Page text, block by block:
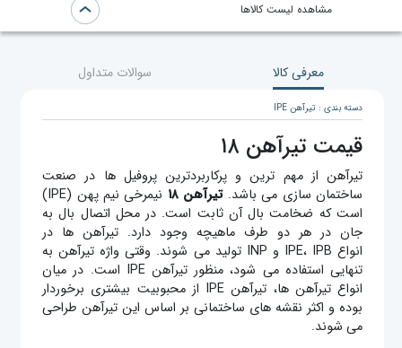
مشاهده لیست کالاها
معرفی کالا سوالات متداول
دسته بندی : تیرآهن IPE
قیمت تیرآهن ۱۸
تیرآهن از مهم ترین و پرکاربردترین پروفیل ها در صنعت
ساختمان سازی می باشد.تیرآهن ۱۸
نیمرخی نیم پهن (IPE)
است که ضخامت بال آن ثابت است. در محل اتصال بال به
جان در هر دو طرف ماهیچه وجود دارد. تیرآهن ها در
انواع IPE، IPB و INP تولید می شوند. وقتی واژه تیرآهن به
تنهایی استفاده می شود، منظور تیرآهن IPE است. در میان
انواع تیرآهن ها، تیرآهن IPE از محبوبیت بیشتری برخوردار
بوده و اکثر نقشه های ساختمانی بر اساس این تیرآهن طراحی
می شوند.